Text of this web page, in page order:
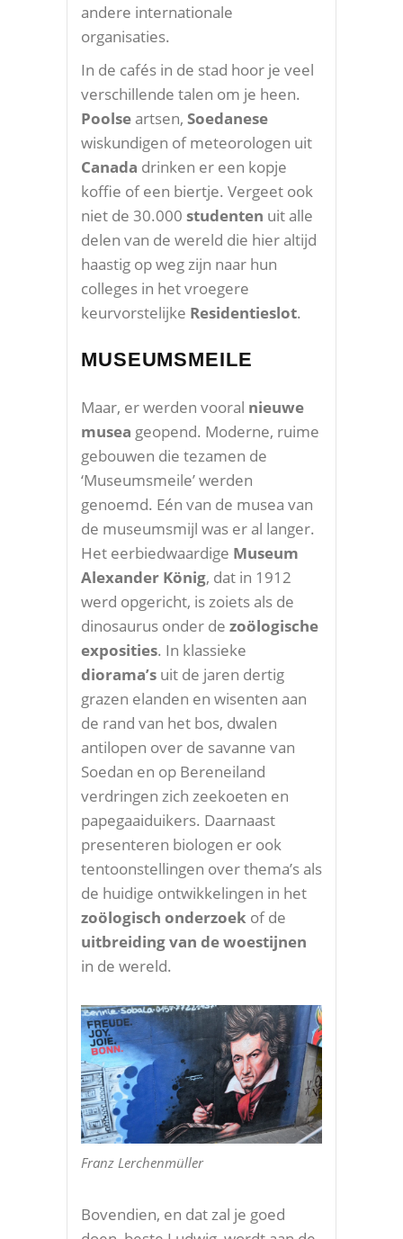
andere internationale
organisaties.
In de cafés in de stad hoor je veel
verschillende talen om je heen.
Poolseartsen, Soedanese
wiskundigen of meteorologen uit
Canada drinken er een kopje
koffie of een biertje. Vergeet ook
niet de 30.000 studenten uit alle
delen van de wereld die hier altijd
haastig op weg zijn naar hun
colleges in het vroegere
keurvorstelijke Residentieslot.
MUSEUMSMEILE
Maar, er werden vooral nieuwe
musea geopend. Moderne, ruime
gebouwen die tezamen de
‘Museumsmeile’ werden
genoemd. Eén van de musea van
de museumsmijl was er al langer.
Het eerbiedwaardige Museum
Alexander König, dat in 1912
werd opgericht, is zoiets als de
dinosaurus onder de zoölogische
exposities. In klassieke
diorama’s uit de jaren dertig
grazen elanden en wisenten aan
de rand van het bos, dwalen
antilopen over de savanne van
Soedan en op Bereneiland
verdringen zich zeekoeten en
papegaaiduikers. Daarnaast
presenteren biologen er ook
tentoonstellingen over thema’s als
de huidige ontwikkelingen in het
zoölogisch onderzoek of de
uitbreiding van de woestijnen
in de wereld.
Franz Lerchenmüller
Bovendien, en dat zal je goed